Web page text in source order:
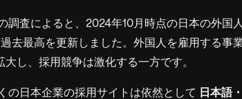
調査によると、2024年10月時点の日本の外国
去最高を更新しました。外国人を雇用する事
大し、採用競争は激化する一方です。
の日本企業の採用サイトは依然として 日本語